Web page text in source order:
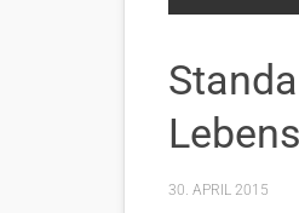
30. APRIL 2015